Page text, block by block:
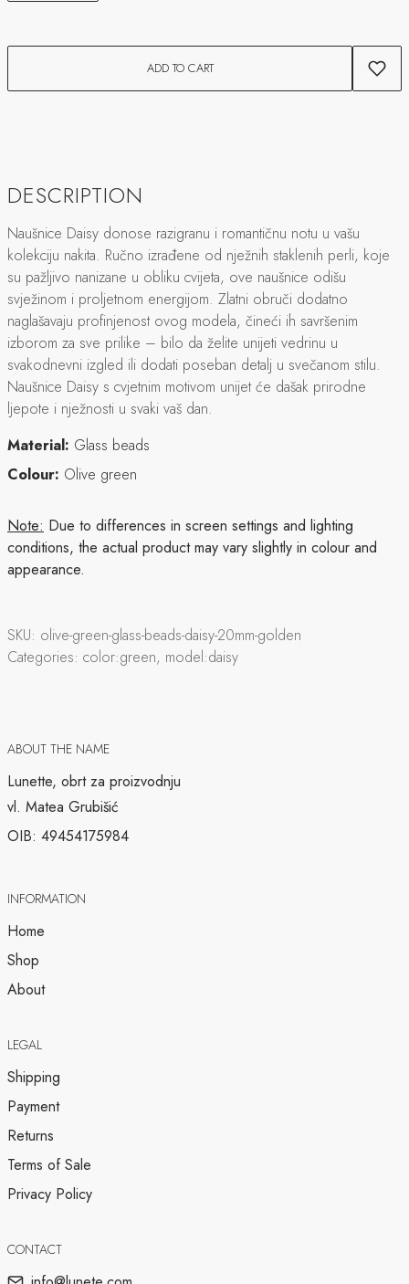
ADD TO CART
DESCRIPTION
Naušnice Daisy donose razigranu i romantičnu notu u vašu
kolekciju nakita. Ručno izrađene od nježnih staklenih perli, koje
su pažljivo nanizane u obliku cvijeta, ove naušnice odišu
svježinom i proljetnom energijom. Zlatni obruči dodatno
naglašavaju profinjenost ovog modela, čineći ih savršenim
izborom za sve prilike – bilo da želite unijeti vedrinu u
svakodnevni izgled ili dodati poseban detalj u svečanom stilu.
Naušnice Daisy s cvjetnim motivom unijet će dašak prirodne
ljepote i nježnosti u svaki vaš dan.
Material: Glass beads
Colour: Olive green
Note: Due to differences in screen settings and lighting
conditions, the actual product may vary slightly in colour and
appearance.
SKU: olive-green-glass-beads-daisy-20mm-golden
Categories: color:green, model:daisy
ABOUT THE NAME
Lunette, obrt za proizvodnju
vl. Matea Grubišić
OIB: 49454175984
INFORMATION
Home
Shop
About
LEGAL
Shipping
Payment
Returns
Terms of Sale
Privacy Policy
CONTACT